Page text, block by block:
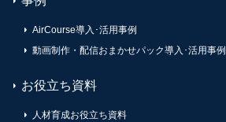
AirCourse導入･活用事例
動画制作・配信おまかせパック導入･活用事例
お役立ち資料
人材育成お役立ち資料